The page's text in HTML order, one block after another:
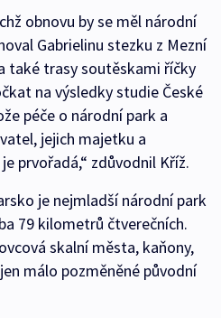
obnovu by se měl národní
Gabrielinu stezku z Mezní
také trasy soutěskami říčky
na výsledky studie České
péče o národní park a
jejich majetku a
prvořadá,“ zdůvodnil Kříž.
je nejmladší národní park
79 kilometrů čtverečních.
skalní města, kaňony,
málo pozměněné původní